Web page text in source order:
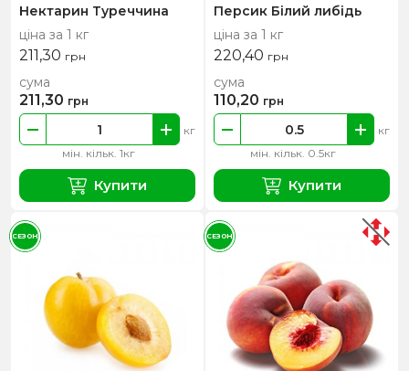
Нектарин Туреччина
ціна за 1 кг
211,30 грн
мін. кільк. 1кг
кг
сума
211,30 грн
Купити
Персик Білий либідь
ціна за 1 кг
220,40 грн
мін. кільк. 0.5кг
кг
сума
110,20 грн
Купити
СЕЗОН СЕЗОН